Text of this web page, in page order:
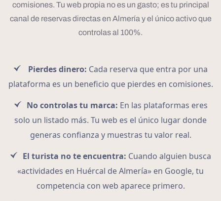
comisiones. Tu web propia no es un gasto; es tu principal
canal de reservas directas en Almería y el único activo que
controlas al 100%.
Pierdes dinero: Cada reserva que entra por una
plataforma es un beneficio que pierdes en comisiones.
No controlas tu marca: En las plataformas eres
solo un listado más. Tu web es el único lugar donde
generas confianza y muestras tu valor real.
El turista no te encuentra: Cuando alguien busca
«actividades en Huércal de Almería» en Google, tu
competencia con web aparece primero.